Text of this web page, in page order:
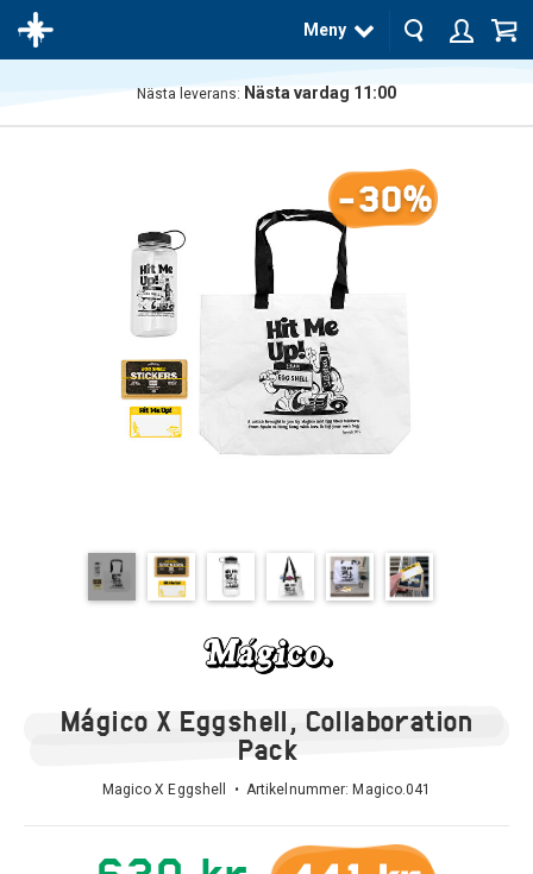
Meny
Nästa leverans: Nästa vardag 11:00
-30%
Mágico X Eggshell, Collaboration
Pack
Magico X Eggshell • Artikelnummer: Magico.041